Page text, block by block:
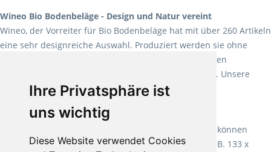
Ihre Privatsphäre ist
uns wichtig
Diese Website verwendet Cookies
Wineo Bio Bodenbeläge - Design und Natur vereint
Wineo, der Vorreiter für Bio Bodenbeläge hat mit über 260 Artikeln
eine sehr designreiche Auswahl. Produziert werden sie ohne
Weichmacher und Lösungsmittel. Mit allen verfügbaren
Verlegearten ist er für jegliche Bauvorhaben attraktiv. Unsere
Empfehlung:Wineo 1000 Multi Layer XXL.
Teppiche für ein angenehmes Laufgefühl
machen es schon lange vor. Sie können
Teppich in Ihrem gewünschten Sondermaß kaufen, z.B. 133 x